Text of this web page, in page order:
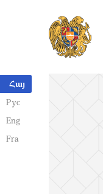
Հայ
Рус
Eng
Fra